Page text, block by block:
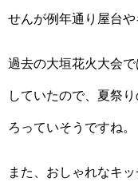
せんが例年通り屋台
過去の大垣花火大会で
していたので、夏祭
ろっていそうですね。
また、おしゃれなキ